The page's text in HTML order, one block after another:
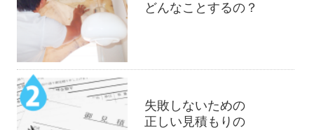
どんなことするの？
失敗しないための
正しい見積もりの